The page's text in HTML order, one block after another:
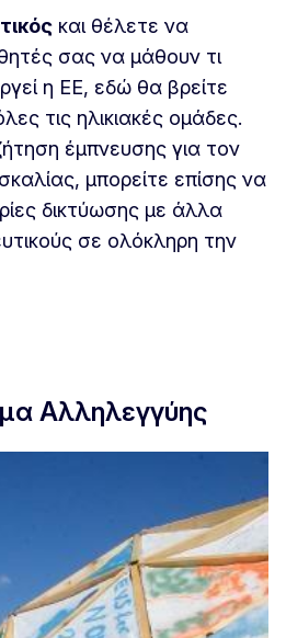
και θέλετε να
σας να μάθουν τι
η ΕΕ, εδώ θα βρείτε
τις ηλικιακές ομάδες.
έμπνευσης για τον
μπορείτε επίσης να
δικτύωσης με άλλα
σε ολόκληρη την
Αλληλεγγύης